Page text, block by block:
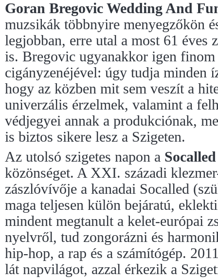
Goran Bregovic Wedding And
muzsikák többnyire menyegzőkön
legjobban, erre utal a most 61 éves
is. Bregovic ugyanakkor igen
cigányzenéjével: úgy tudja minden
hogy az közben mit sem veszít a
univerzális érzelmek, valamint a
védjegyei annak a produkciónak,
is biztos sikere lesz a Szigeten.
Az utolsó szigetes napon a Socalled
közönséget. A XXI. századi
zászlóvívője a kanadai Socalled
maga teljesen külön bejáratú,
mindent megtanult a kelet-európai
nyelvről, tud zongorázni és
hip-hop, a rap és a számítógép.
lát napvilágot, azzal érkezik a